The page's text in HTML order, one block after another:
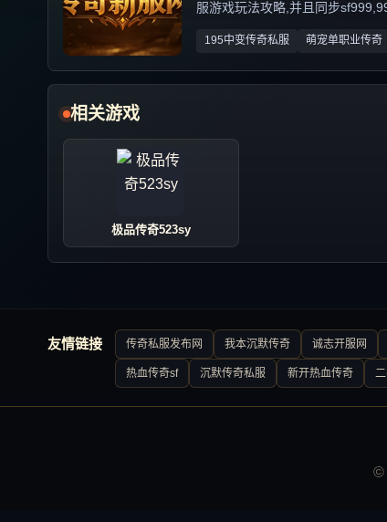
服游戏玩法攻略,并且同步
195中变传奇私服 萌宠单职业传奇
相关游戏
极品传奇523sy
友情链接 传奇私服发布网 我本沉默传奇 诚志开服网
热血传奇sf 沉默传奇私服 新开热血传奇
©